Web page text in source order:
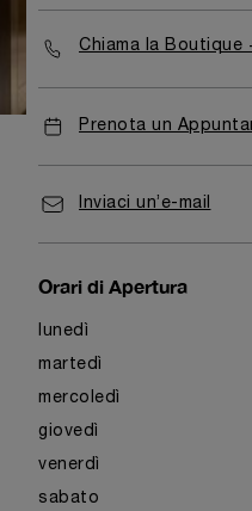
Chiama la Boutique
Prenota un
Inviaci un’e-mail
Orari di Apertura
lunedì
martedì
mercoledì
giovedì
venerdì
sabato